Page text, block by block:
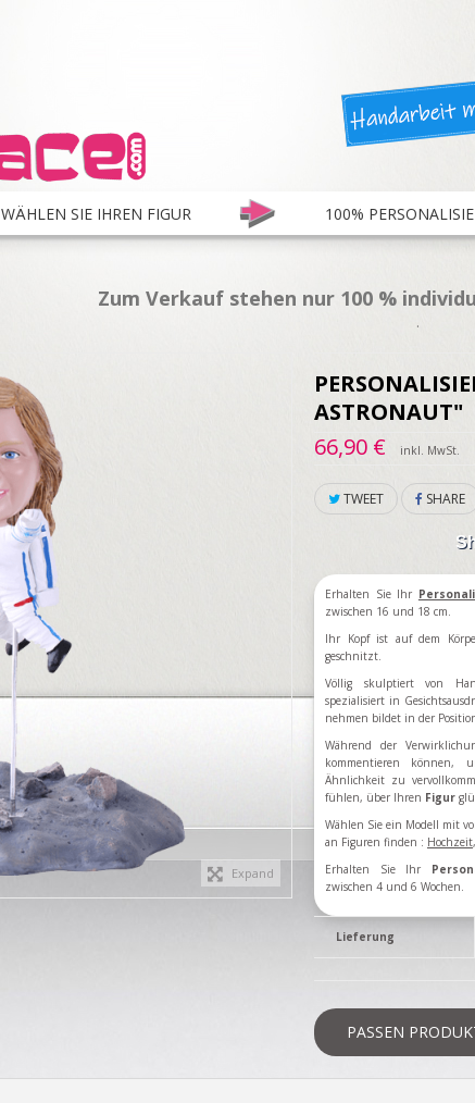
WÄHLEN SIE IHREN FIGUR 100%
Zum Verkauf stehen nur 100 %
.
Expand
ASTRONAUT"
66,90 €
inkl. MwSt.
TWEET SHARE
Erhalten Sie Ihr
zwischen 16 und 18 cm.
Ihr Kopf ist auf dem
geschnitzt.
Völlig skulptiert von
spezialisiert in
nehmen bildet in der
Während der
kommentieren können,
Ähnlichkeit zu
fühlen, über Ihren Figur
Wählen Sie ein Modell mit
an Figuren finden : Hochzeit,
Erhalten Sie Ihr
zwischen 4 und 6 Wochen.
Lieferung
PASSEN